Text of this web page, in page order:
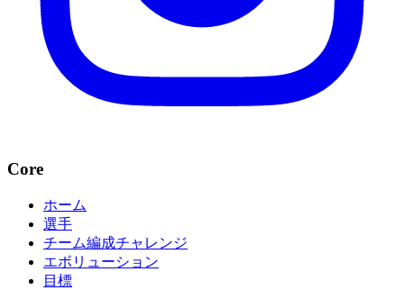
Core
ホーム
選手
チーム編成チャレンジ
エボリューション
目標